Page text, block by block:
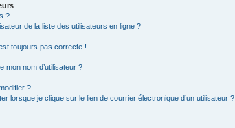
?
de la liste des utilisateurs en ligne ?
toujours pas correcte !
mon nom d’utilisateur ?
?
lorsque je clique sur le lien de courrier électronique d’un utilisateur ?